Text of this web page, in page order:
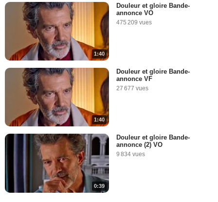
1:40
Douleur et gloire Bande-
annonce VO
475 209 vues
1:40
Douleur et gloire Bande-
annonce VF
27 677 vues
0:39
Douleur et gloire Bande-
annonce (2) VO
9 834 vues